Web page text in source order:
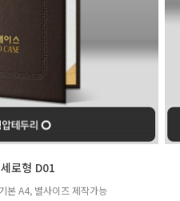
로형 D01
본 A4, 별사이즈 제작가능